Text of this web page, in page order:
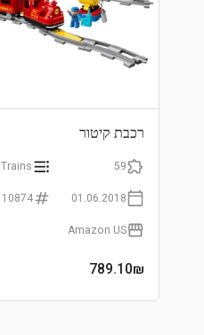
רכבת קיטור
59
Trains
01.06.2018
10874
Amazon US
789.10₪